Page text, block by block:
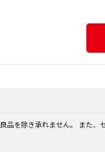
品を除き承れません。 また、